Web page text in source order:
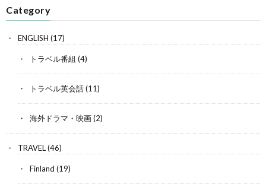
Category
ENGLISH (17)
トラベル番組 (4)
トラベル英会話(11)
海外ドラマ・映画(2)
TRAVEL(46)
Finland (19)